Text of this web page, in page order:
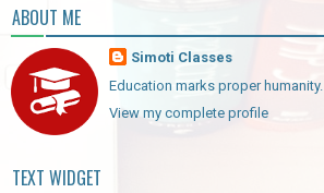
ABOUT ME
Simoti Classes
Education marks proper humanity.
View my complete profile
TEXT WIDGET